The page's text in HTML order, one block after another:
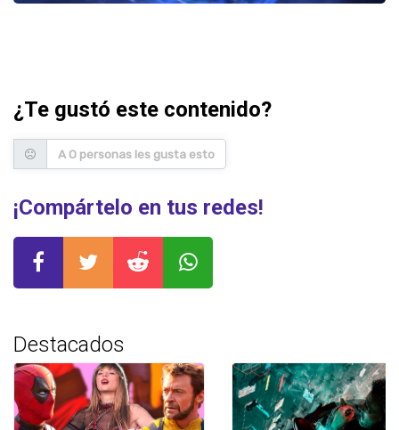
¿Te gustó este contenido?
A 0 personas les gusta esto
¡Compártelo en tus redes!
Destacados